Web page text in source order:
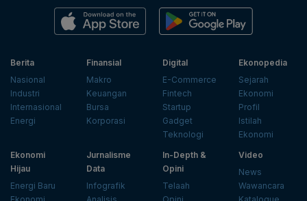
Berita
Nasional
Industri
Internasional
Energi
Finansial
Makro
Keuangan
Bursa
Korporasi
Digital
E-Commerce
Fintech
Startup
Gadget
Teknologi
Ekonopedia
Sejarah
Ekonomi
Profil
Istilah
Ekonomi
Ekonomi
Hijau
Energi Baru
Jurnalisme
Data
Infografik
In-Depth &
Opini
Telaah
Video
News
Wawancara